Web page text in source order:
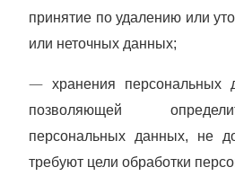
принятие по удалению или
или неточных данных;
— хранения
позволяющей
персональных данных, не
требуют цели обработки